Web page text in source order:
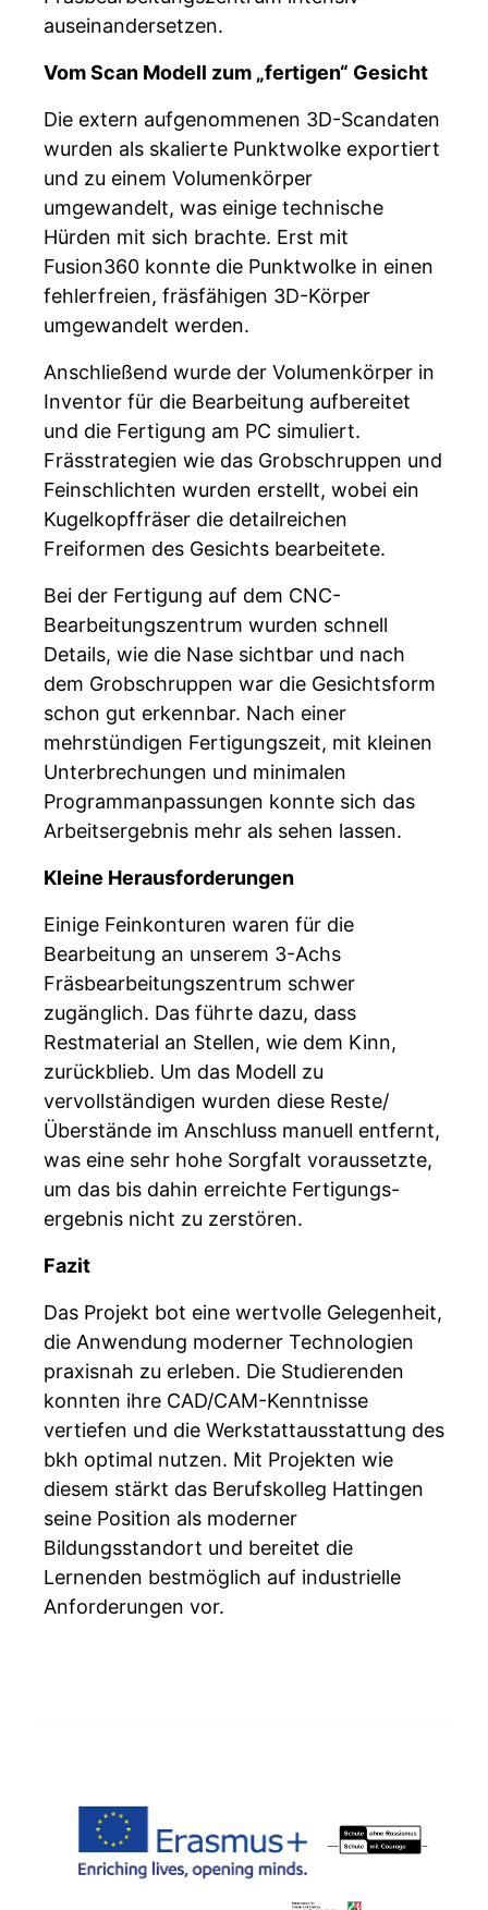
auseinandersetzen.
Vom Scan Modell zum „fertigen“ Gesicht
Die extern aufgenommenen 3D-Scandaten
wurden als skalierte Punktwolke exportiert
und zu einem Volumenkörper
umgewandelt, was einige technische
Hürden mit sich brachte. Erst mit
Fusion360 konnte die Punktwolke in einen
fehlerfreien, fräsfähigen 3D-Körper
umgewandelt werden.
Anschließend wurde der Volumenkörper in
Inventor für die Bearbeitung aufbereitet
und die Fertigung am PC simuliert.
Frässtrategien wie das Grobschruppen und
Feinschlichten wurden erstellt, wobei ein
Kugelkopffräser die detailreichen
Freiformen des Gesichts bearbeitete.
Bei der Fertigung auf dem CNC-
Bearbeitungszentrum wurden schnell
Details, wie die Nase sichtbar und nach
dem Grobschruppen war die Gesichtsform
schon gut erkennbar. Nach einer
mehrstündigen Fertigungszeit, mit kleinen
Unterbrechungen und minimalen
Programmanpassungen konnte sich das
Arbeitsergebnis mehr als sehen lassen.
Kleine Herausforderungen
Einige Feinkonturen waren für die
Bearbeitung an unserem 3-Achs
Fräsbearbeitungszentrum schwer
zugänglich. Das führte dazu, dass
Restmaterial an Stellen, wie dem Kinn,
zurückblieb. Um das Modell zu
vervollständigen wurden diese Reste/
Überstände im Anschluss manuell entfernt,
was eine sehr hohe Sorgfalt voraussetzte,
um das bis dahin erreichte Fertigungs-
ergebnis nicht zu zerstören.
Fazit
Das Projekt bot eine wertvolle Gelegenheit,
die Anwendung moderner Technologien
praxisnah zu erleben. Die Studierenden
konnten ihre CAD/CAM-Kenntnisse
vertiefen und die Werkstattausstattung des
bkh optimal nutzen. Mit Projekten wie
diesem stärkt das Berufskolleg Hattingen
seine Position als moderner
Bildungsstandort und bereitet die
Lernenden bestmöglich auf industrielle
Anforderungen vor.